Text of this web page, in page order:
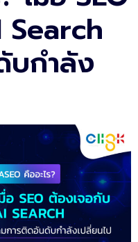
บกำลัง